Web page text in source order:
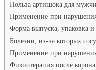
Польза артишока для
Применение при
Форма выпуска, упаковка
Болезни, из-за которых
Применение при
Физиотерапия после